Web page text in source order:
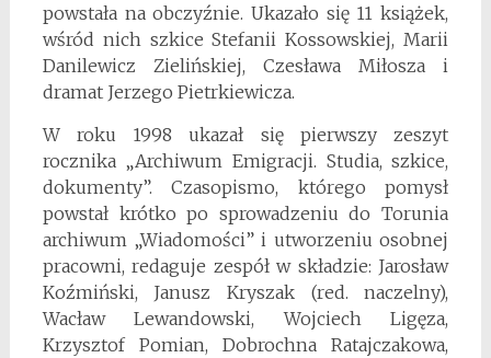
powstała na obczyźnie. Ukazało się 11 książek,
wśród nich szkice Stefanii Kossowskiej, Marii
Danilewicz Zielińskiej, Czesława Miłosza i
dramat Jerzego Pietrkiewicza.
W roku 1998 ukazał się pierwszy zeszyt
rocznika „Archiwum Emigracji. Studia, szkice,
dokumenty”. Czasopismo, którego pomysł
powstał krótko po sprowadzeniu do Torunia
archiwum „Wiadomości” i utworzeniu osobnej
pracowni, redaguje zespół w składzie: Jarosław
Koźmiński, Janusz Kryszak (red. naczelny),
Wacław Lewandowski, Wojciech Ligęza,
Krzysztof Pomian, Dobrochna Ratajczakowa,